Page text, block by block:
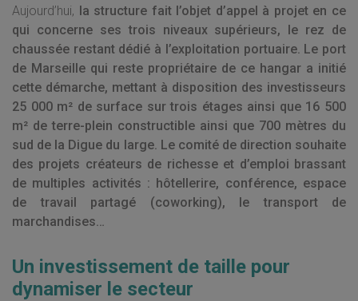
Aujourd’hui, la structure fait l’objet d’appel à projet en ce
qui concerne ses trois niveaux supérieurs, le rez de
chaussée restant dédié à l’exploitation portuaire. Le port
de Marseille qui reste propriétaire de ce hangar a initié
cette démarche, mettant à disposition des investisseurs
25 000 m² de surface sur trois étages ainsi que 16 500
m² de terre-plein constructible ainsi que 700 mètres du
sud de la Digue du large. Le comité de direction souhaite
des projets créateurs de richesse et d’emploi brassant
de multiples activités : hôtellerire, conférence, espace
de travail partagé (coworking), le transport de
marchandises…
Un investissement de taille pour
dynamiser le secteur